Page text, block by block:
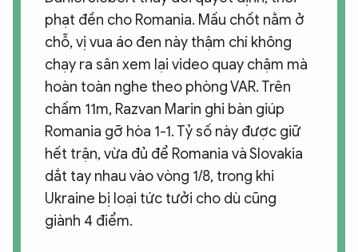
phạt đền cho Romania. Mấu chốt nằm ở
chỗ, vị vua áo đen này thậm chí không
chạy ra sân xem lại video quay chậm mà
hoàn toàn nghe theo phòng VAR. Trên
chấm 11m, Razvan Marin ghi bàn giúp
Romania gỡ hòa 1-1. Tỷ số này được giữ
hết trận, vừa đủ để Romania và Slovakia
dắt tay nhau vào vòng 1/8, trong khi
Ukraine bị loại tức tưởi cho dù cũng
giành 4 điểm.